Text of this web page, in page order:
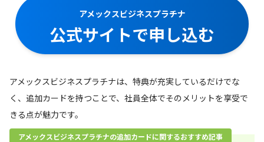
アメックスビジネスプラチナ
公式サイトで申し込む
アメックスビジネスプラチナは、特典が充実しているだけでな
く、追加カードを持つことで、社員全体でそのメリットを享受で
きる点が魅力です。
アメックスビジネスプラチナの追加カードに関するおすすめ記事